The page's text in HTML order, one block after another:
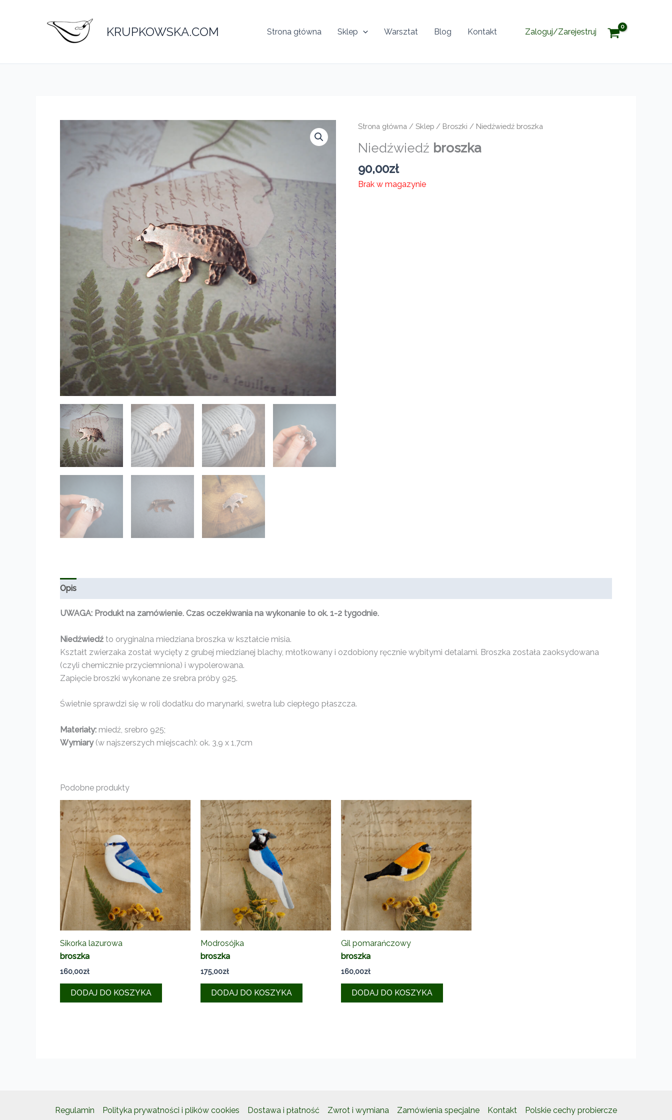
KRUPKOWSKA.COM Strona główna Sklep Warsztat Blog Kontakt Zaloguj/Zarejestruj
Strona główna /Sklep / Broszki / Niedźwiedź broszka
Niedźwiedź broszka
90,00zł
Brak w magazynie
Opis
UWAGA: Produkt na zamówienie. Czas oczekiwania na wykonanie to ok. 1-2 tygodnie.
Niedźwiedź to oryginalna miedziana broszka w kształcie misia.
Kształt zwierzaka został wycięty z grubej miedzianej blachy, młotkowany i ozdobiony ręcznie wybitymi detalami. Broszka została zaoksydowana
(czyli chemicznie przyciemniona) i wypolerowana.
Zapięcie broszki wykonane ze srebra próby 925.
Świetnie sprawdzi się w roli dodatku do marynarki, swetra lub ciepłego płaszcza.
Materiały: miedź, srebro 925;
Wymiary (w najszerszych miejscach): ok. 3,9 x 1,7cm
Podobne produkty
Sikorka lazurowa
broszka
160,00zł
DODAJ DO KOSZYKA
Modrosójka
broszka
175,00zł
DODAJ DO KOSZYKA
Gil pomarańczowy
broszka
160,00zł
DODAJ DO KOSZYKA
Regulamin Polityka prywatności i plików cookies Dostawa i płatność Zwrot i wymiana Zamówienia specjalne Kontakt Polskie cechy probiercze